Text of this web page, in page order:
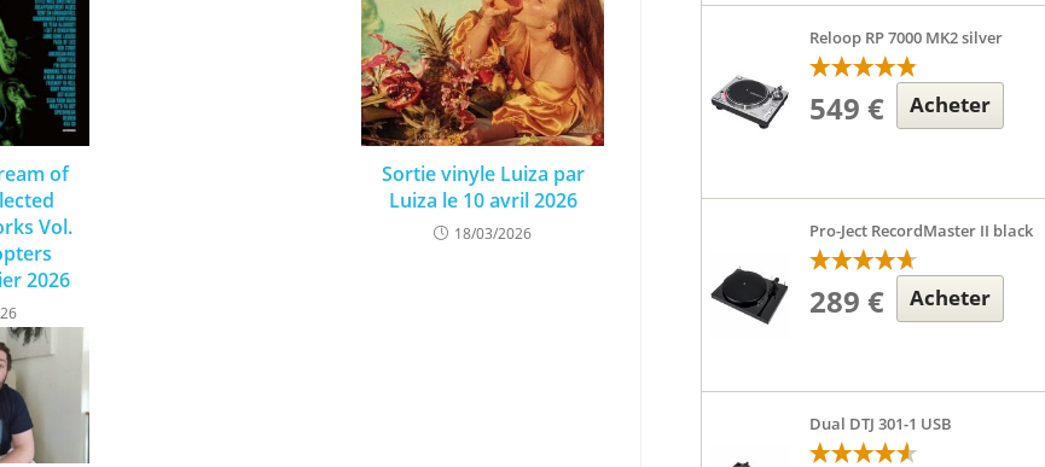
of
Vol.
2026
Sortie vinyle Luiza par
Luiza le 10 avril 2026
18/03/2026
Reloop RP 7000 MK2 silver
549 € Acheter
Pro-Ject RecordMaster II black
289 € Acheter
Dual DTJ 301-1 USB